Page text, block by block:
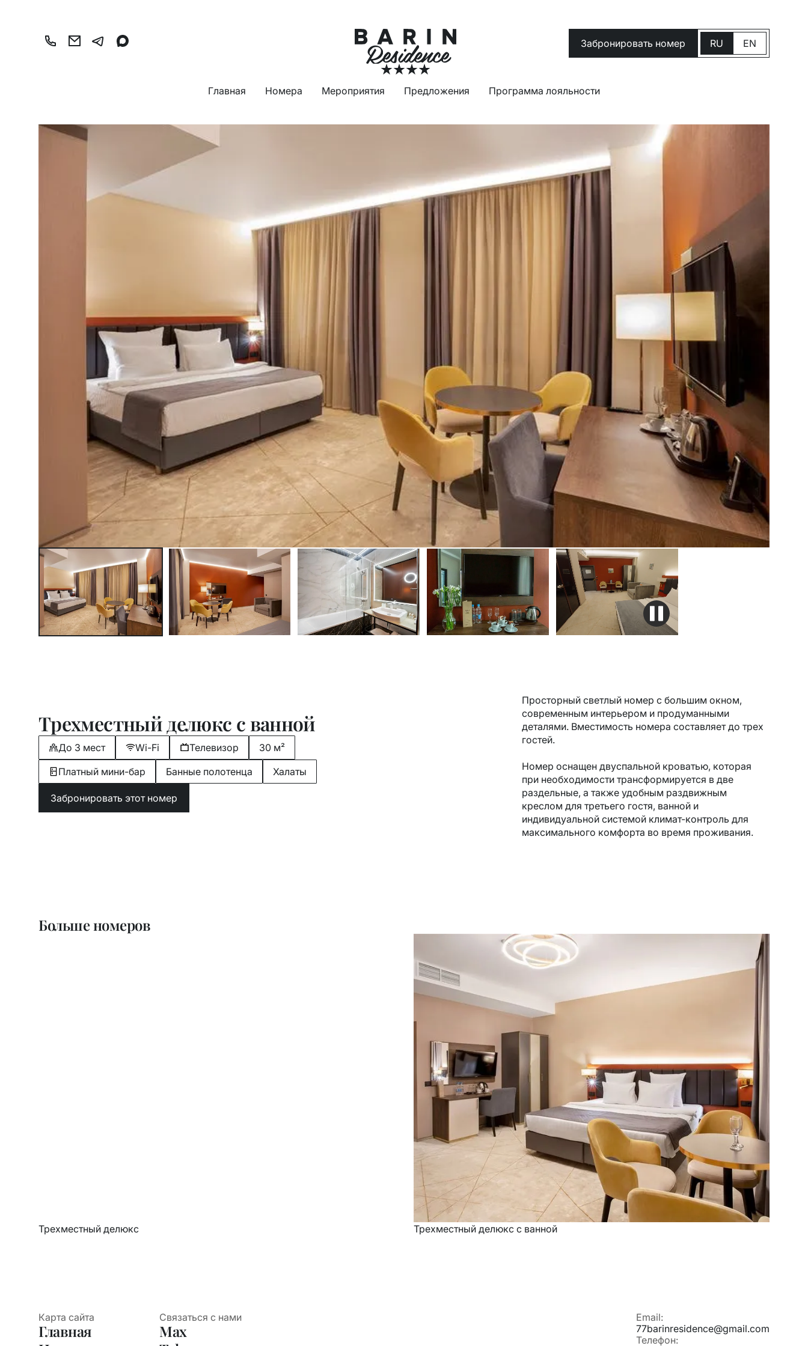
Забронировать номер RU EN
Главная Номера Мероприятия Предложения Программа лояльности
Трехместный делюкс с ванной
До 3 мест Wi-Fi Телевизор
30 м²
Платный мини-бар
Банные полотенца Халаты
Забронировать этот номер
Просторный светлый номер с большим окном,
современным интерьером и продуманными
деталями. Вместимость номера составляет до трех
гостей.
Номер оснащен двуспальной кроватью, которая
при необходимости трансформируется в две
раздельные, а также удобным раздвижным
креслом для третьего гостя, ванной и
индивидуальной системой климат-контроль для
максимального комфорта во время проживания.
Больше номеров
Трехместный делюкс Трехместный делюкс с ванной
Карта сайта
Главная
Связаться с нами
Max
Email:
77barinresidence@gmail.com
Телефон: